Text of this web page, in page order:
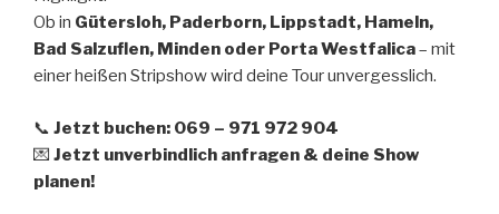
Ob in Gütersloh, Paderborn, Lippstadt, Hameln,
Bad Salzuflen, Minden oder Porta Westfalica– mit
einer heißen Stripshow wird deine Tour unvergesslich.
📞 Jetzt buchen: 069 – 971 972 904
💌 Jetzt unverbindlich anfragen & deine Show
planen!